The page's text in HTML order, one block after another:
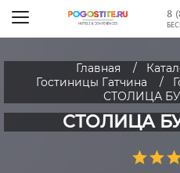
8
Главная
Гостиницы Гатчина
СТОЛИЦА
СТОЛИЦА